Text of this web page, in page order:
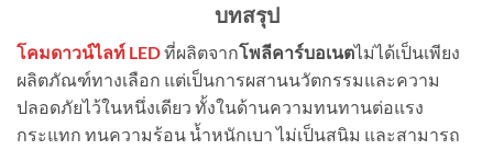
บทสรุป
โคมดาวน์ไลท์ LEDที่ผลิตจากโพลีคาร์บอเนตไม่ได้เป็นเพียง
ผลิตภัณฑ์ทางเลือก แต่เป็นการผสานนวัตกรรมและความ
ปลอดภัยไว้ในหนึ่งเดียว ทั้งในด้านความทนทานต่อแรง
กระแทก ทนความร้อน น้ำหนักเบา ไม่เป็นสนิม และสามารถ